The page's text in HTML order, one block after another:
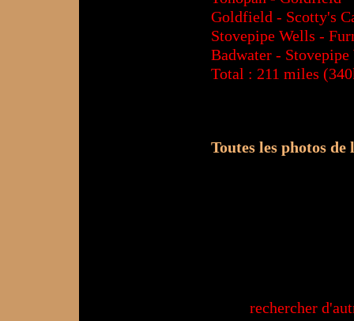
Goldfield - Scotty's
Stovepipe Wells -
Badwater -
Total : 211 miles
Toutes les photos
rechercher